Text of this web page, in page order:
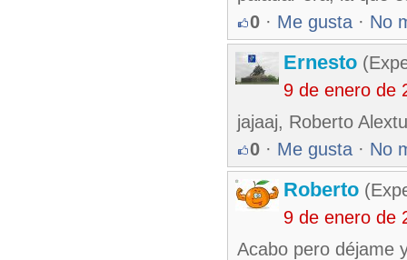
0 · Me gusta · No
Ernesto
9 de enero de
jajaaj, Roberto
0 · Me gusta · No
Roberto
9 de enero de
Acabo pero déjame